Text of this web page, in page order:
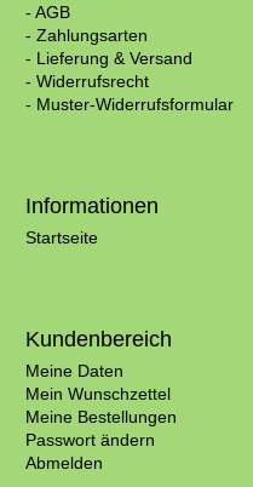
- AGB
- Zahlungsarten
- Lieferung & Versand
- Widerrufsrecht
- Muster-Widerrufsformular
Informationen
Startseite
Kundenbereich
Meine Daten
Mein Wunschzettel
Meine Bestellungen
Passwort ändern
Abmelden